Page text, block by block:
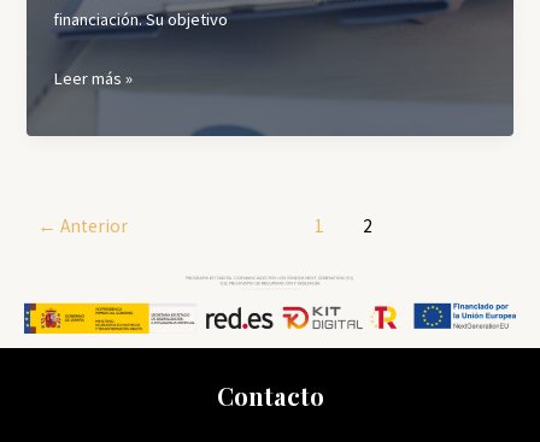
financiación. Su objetivo
Préstamos
Todo
Necesitas
para
Financiar
Leer más »
← Anterior 1 2
Contacto